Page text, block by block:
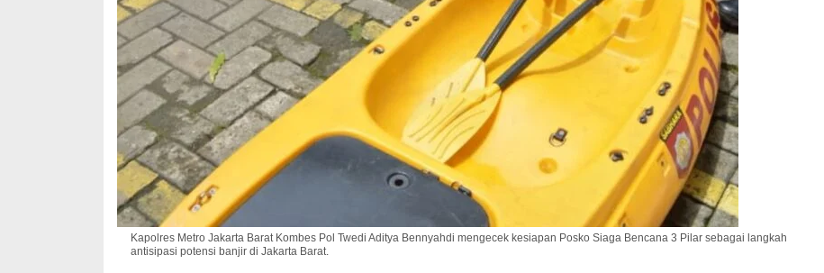
Kapolres Metro Jakarta Barat Kombes Pol Twedi Aditya Bennyahdi mengecek kesiapan Posko Siaga Bencana 3 Pilar sebagai langkah
antisipasi potensi banjir di Jakarta Barat.